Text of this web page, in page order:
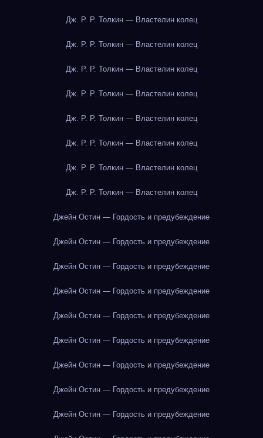
Дж. Р. Р. Толкин — Властелин колец
Дж. Р. Р. Толкин — Властелин колец
Дж. Р. Р. Толкин — Властелин колец
Дж. Р. Р. Толкин — Властелин колец
Дж. Р. Р. Толкин — Властелин колец
Дж. Р. Р. Толкин — Властелин колец
Дж. Р. Р. Толкин — Властелин колец
Дж. Р. Р. Толкин — Властелин колец
Джейн Остин — Гордость и предубеждение
Джейн Остин — Гордость и предубеждение
Джейн Остин — Гордость и предубеждение
Джейн Остин — Гордость и предубеждение
Джейн Остин — Гордость и предубеждение
Джейн Остин — Гордость и предубеждение
Джейн Остин — Гордость и предубеждение
Джейн Остин — Гордость и предубеждение
Джейн Остин — Гордость и предубеждение